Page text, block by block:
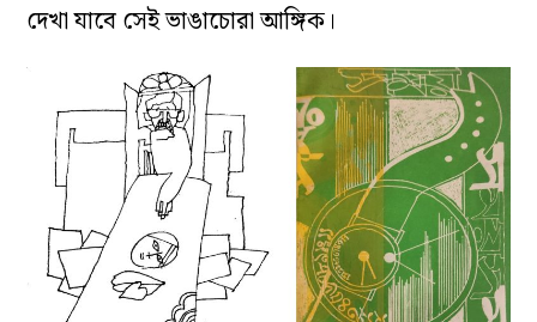
দেখা যাবে সেই ভাঙাচোরা আঙ্গিক।